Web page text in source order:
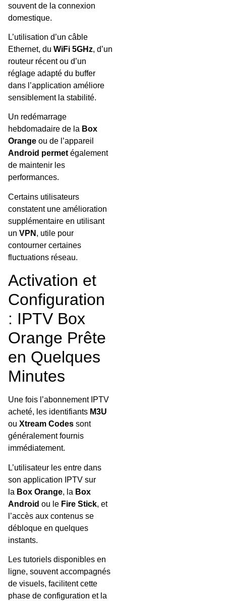
souvent de la connexion
domestique.
L’utilisation d’un câble
Ethernet, du WiFi 5GHz, d’un
routeur récent ou d’un
réglage adapté du buffer
dans l’application améliore
sensiblement la stabilité.
Un redémarrage
hebdomadaire de la Box
Orange ou de l’appareil
Android permetégalement
de maintenir les
performances.
Certains utilisateurs
constatent une amélioration
supplémentaire en utilisant
un VPN , utile pour
contourner certaines
fluctuations réseau.
Activation et
Configuration
: IPTV Box
Orange Prête
en Quelques
Minutes
Une fois l’abonnement IPTV
acheté, les identifiants M3U
ou Xtream Codes sont
généralement fournis
immédiatement.
L’utilisateur les entre dans
son application IPTV sur
la Box Orange, la Box
Android ou le Fire Stick, et
l’accès aux contenus se
débloque en quelques
instants.
Les tutoriels disponibles en
ligne, souvent accompagnés
de visuels, facilitent cette
phase de configuration et la